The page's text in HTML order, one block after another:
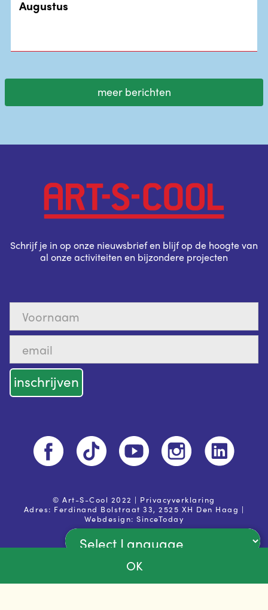
privacy voorwaarden
OK
Augustus
meer berichten
Schrijf je in op onze nieuwsbrief en blijf op de hoogte van
al onze activiteiten en bijzondere projecten
© Art-S-Cool 2022 | Privacyverklaring
Adres: Ferdinand Bolstraat 33, 2525 XH Den Haag |
Webdesign:SinceToday